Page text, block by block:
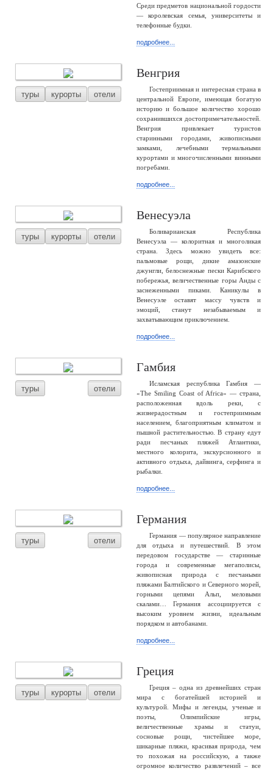
Среди предметов национальной гордости
— королевская семья, университеты и
телефонные будки.
подробнее...
туры курорты отели
Венгрия
Гостеприимная и интересная страна в
центральной Европе, имеющая богатую
историю и большое количество хорошо
сохранившихся достопримечательностей.
Венгрия привлекает туристов
старинными городами, живописными
замками, лечебными термальными
курортами и многочисленными винными
погребами.
подробнее...
туры курорты отели
Венесуэла
Боливарианская Республика
Венесуэла — колоритная и многоликая
страна. Здесь можно увидеть все:
пальмовые рощи, дикие амазонские
джунгли, белоснежные пески Карибского
побережья, величественные горы Анды с
заснеженными пиками. Каникулы в
Венесуэле оставят массу чувств и
эмоций, станут незабываемым и
захватывающим приключением.
подробнее...
туры отели
Гамбия
Исламская республика Гамбия —
«The Smiling Coast of Africa» — страна,
расположенная вдоль реки, с
жизнерадостным и гостеприимным
населением, благоприятным климатом и
пышной растительностью. В страну едут
ради песчаных пляжей Атлантики,
местного колорита, экскурсионного и
активного отдыха, дайвинга, серфинга и
рыбалки.
подробнее...
туры отели
Германия
Германия — популярное направление
для отдыха и путешествий. В этом
передовом государстве — старинные
города и современные мегаполисы,
живописная природа с песчаными
пляжами Балтийского и Северного морей,
горными цепями Альп, меловыми
скалами… Германия ассоциируется с
высоким уровнем жизни, идеальным
порядком и автобанами.
подробнее...
туры курорты отели
Греция
Греция – одна из древнейших стран
мира с богатейшей историей и
культурой. Мифы и легенды, ученые и
поэты, Олимпийские игры,
величественные храмы и статуи,
сосновые рощи, чистейшее море,
шикарные пляжи, красивая природа, чем
то похожая на российскую, а также
огромное количество развлечений – все